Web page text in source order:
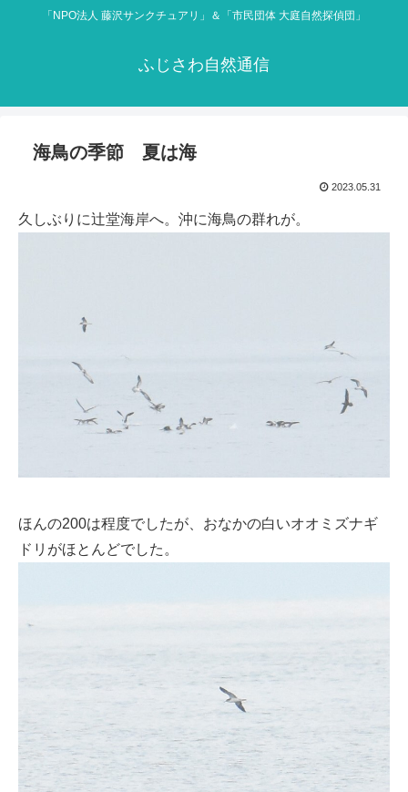
「NPO法人 藤沢サンクチュアリ」＆「市民団体 大庭自然探偵団」
ふじさわ自然通信
海鳥の季節 夏は海
2023.05.31
久しぶりに辻堂海岸へ。沖に海鳥の群れが。
ほんの200は程度でしたが、おなかの白いオオミズナギ
ドリがほとんどでした。